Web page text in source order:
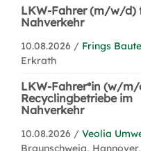
LKW-Fahrer (m/w/d)
Nahverkehr
10.08.2026 / Frings
Erkrath
LKW-Fahrer*in (w/
Recyclingbetriebe im
Nahverkehr
10.08.2026 / Veolia
Braunschweig,